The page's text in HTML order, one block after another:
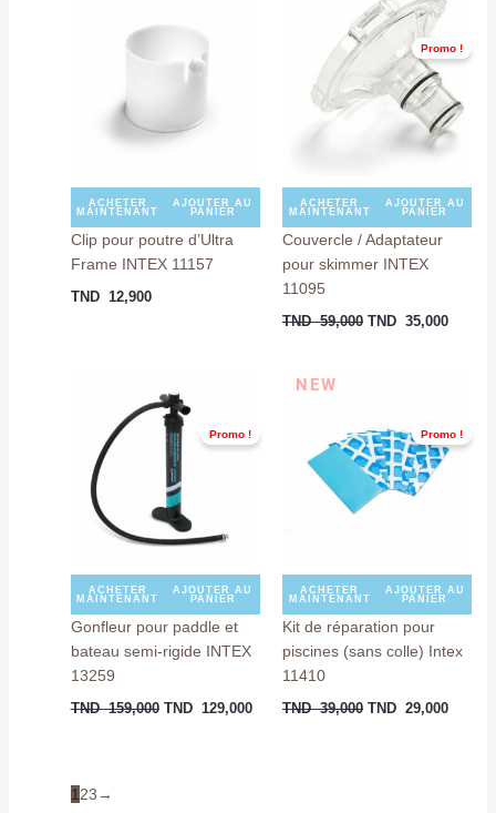
ACHETER
MAINTENANT
AJOUTER AU
PANIER
Clip pour poutre d’Ultra
Frame INTEX 11157
TND 12,900
Promo !
ACHETER
MAINTENANT
AJOUTER AU
PANIER
Couvercle / Adaptateur
pour skimmer INTEX
11095
TND59,000
prix
initial
était :
TND
59,000.
TND 35,000
est :
TND
Promo !
ACHETER
MAINTENANT
AJOUTER AU
PANIER
Gonfleur pour paddle et
bateau semi-rigide INTEX
13259
TND159,000
prix
initial
était :
TND
159,000.
TND 129,000
est :
TND
129,000.
NEW
Promo !
ACHETER
MAINTENANT
AJOUTER AU
PANIER
Kit de réparation pour
piscines (sans colle) Intex
11410
TND39,000
était :
TND
39,000.
TND 29,000
est :
TND
1 23→